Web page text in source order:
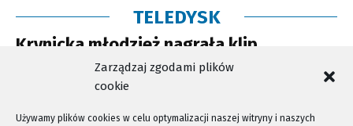
Zarządzaj zgodami plików
cookie
Używamy plików cookies w celu optymalizacji naszej witryny i naszych
TELEDYSK
Krynicka młodzież nagrała klip
promujący miasto!